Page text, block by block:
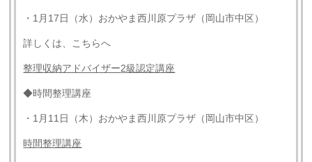
・1月17日（水）おかやま西川原プラザ（岡山市中区）
詳しくは、こちらへ
整理収納アドバイザー2級認定講座
◆時間整理講座
・1月11日（木）おかやま西川原プラザ（岡山市中区）
時間整理講座